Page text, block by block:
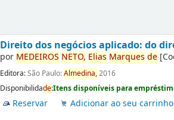
Direito dos negócios aplicado: do
por MEDEIROS NETO, Elias Marques de
Editora:São Paulo:Almedina,2016
Disponibilidade:Itens disponíveis para
Reservar Adicionar ao seu carrinho